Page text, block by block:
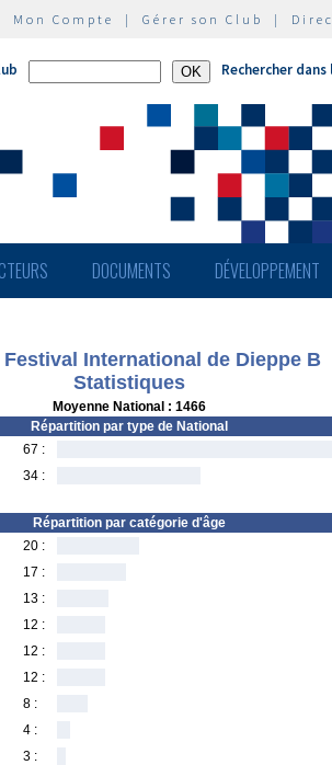
Mon Compte | Gérer son Club |
Rechercher
DOCUMENTS DÉVELOPPEMENT
Festival International de Dieppe B
Statistiques
Moyenne National : 1466
Répartition par type de National
67 :
34 :
Répartition par catégorie d'âge
20 :
17 :
13 :
12 :
12 :
12 :
8 :
4 :
3 :